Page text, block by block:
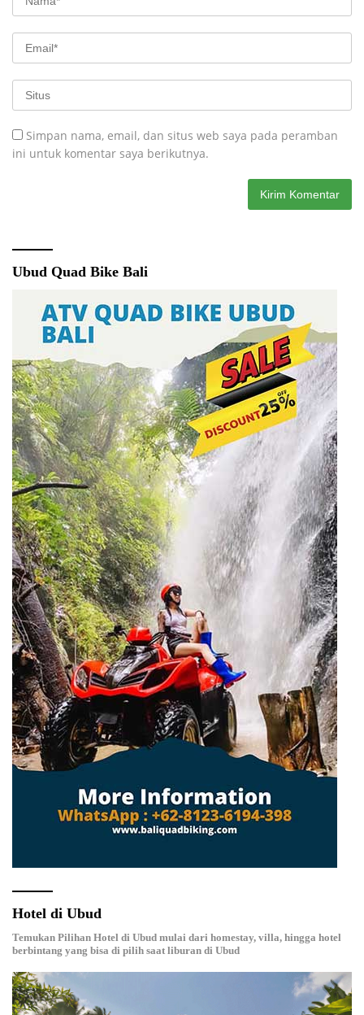
Simpan nama, email, dan situs web saya pada peramban
ini untuk komentar saya berikutnya.
Ubud Quad Bike Bali
Hotel di Ubud
Temukan Pilihan Hotel di Ubud mulai dari homestay, villa, hingga hotel
berbintang yang bisa di pilih saat liburan di Ubud